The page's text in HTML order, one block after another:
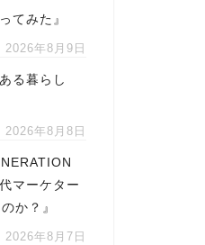
てみた』
2026年8月9日
る暮らし
2026年8月8日
マーケター
か？』
2026年8月7日